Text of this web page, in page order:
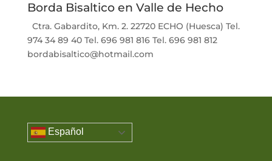
Borda Bisaltico en Valle de Hecho
Ctra. Gabardito, Km. 2. 22720 ECHO (Huesca) Tel.
974 34 89 40 Tel. 696 981 816 Tel. 696 981 812
bordabisaltico@hotmail.com
Español